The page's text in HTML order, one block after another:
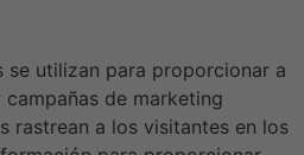
se utilizan para proporcionar a
de marketing
rastrean a los visitantes en los